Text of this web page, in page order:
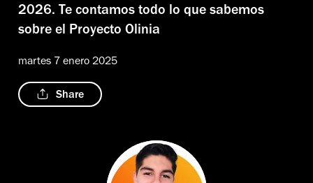
2026. Te contamos todo lo que sabemos
sobre el Proyecto Olinia
martes 7 enero 2025
Share